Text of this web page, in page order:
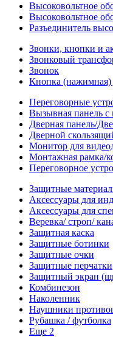
Высоковольтное
Высоковольтное
Разъединитель
Звонки, кнопки и
Звонковый
Звонок
Кнопка (нажимная)
Переговорные
Вызывная панель с
Дверная панель/
Дверной
Монитор для
Монтажная рамка/
Переговорное
Защитные
Аксессуары для
Аксессуары для
Веревка/ строп/
Защитная каска
Защитные ботинки
Защитные очки
Защитные перчатки
Защитный экран
Комбинезон
Наколенник
Наушники
Рубашка / футболка
Еще 2